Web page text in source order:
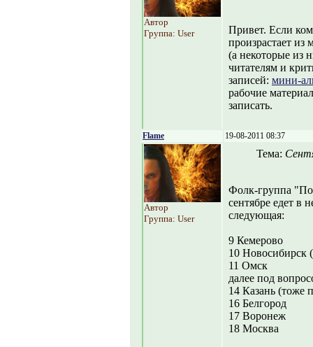
Автор
Группа: User
Привет. Если
произрастает из
(а некоторые из
читателям и
записей: мини-
рабочие
записать.
Flame 19-08-2011 08:37
Автор
Группа: User
Тема:
Фолк-группа
сентябре едет в
следующая:
9 Кемерово
10 Новосибирск
11 Омск
далее под
14 Казань (тоже
16 Белгород
17 Воронеж
18 Москва